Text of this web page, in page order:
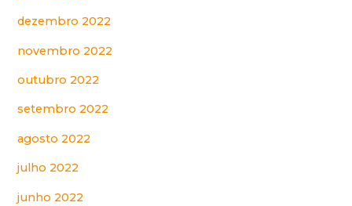
dezembro 2022
novembro 2022
outubro 2022
setembro 2022
agosto 2022
julho 2022
junho 2022